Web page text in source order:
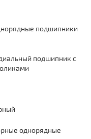
подшипники
подшипник с
однорядные